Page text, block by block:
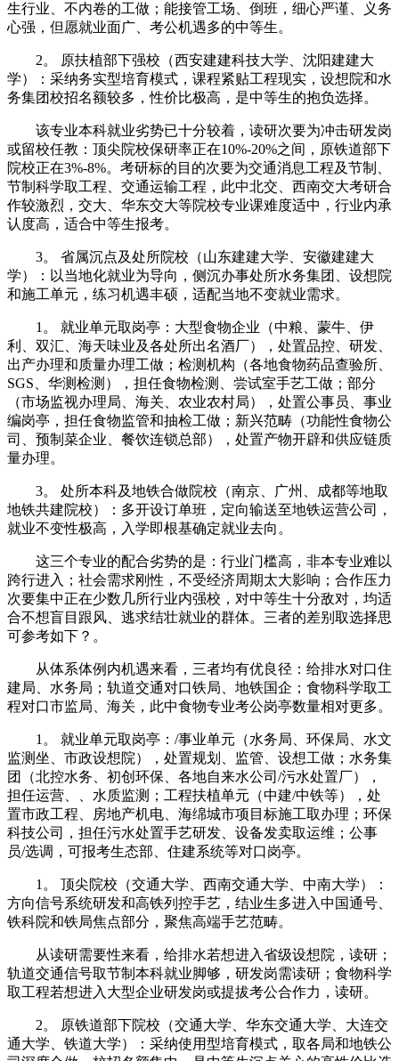
生行业、不内卷的工做；能接管工场、倒班，细心严谨、义务
心强，但愿就业面广、考公机遇多的中等生。
2。 原扶植部下强校（西安建建科技大学、沈阳建建大
学）：采纳务实型培育模式，课程紧贴工程现实，设想院和水
务集团校招名额较多，性价比极高，是中等生的抱负选择。
该专业本科就业劣势已十分较着，读研次要为冲击研发岗
或留校任教：顶尖院校保研率正在10%-20%之间，原铁道部下
院校正在3%-8%。考研标的目的次要为交通消息工程及节制、
节制科学取工程、交通运输工程，此中北交、西南交大考研合
作较激烈，交大、华东交大等院校专业课难度适中，行业内承
认度高，适合中等生报考。
3。 省属沉点及处所院校（山东建建大学、安徽建建大
学）：以当地化就业为导向，侧沉办事处所水务集团、设想院
和施工单元，练习机遇丰硕，适配当地不变就业需求。
1。 就业单元取岗亭：大型食物企业（中粮、蒙牛、伊
利、双汇、海天味业及各处所出名酒厂），处置品控、研发、
出产办理和质量办理工做；检测机构（各地食物药品查验所、
SGS、华测检测），担任食物检测、尝试室手艺工做；部分
（市场监视办理局、海关、农业农村局），处置公事员、事业
编岗亭，担任食物监管和抽检工做；新兴范畴（功能性食物公
司、预制菜企业、餐饮连锁总部），处置产物开辟和供应链质
量办理。
3。 处所本科及地铁合做院校（南京、广州、成都等地取
地铁共建院校）：多开设订单班，定向输送至地铁运营公司，
就业不变性极高，入学即根基确定就业去向。
这三个专业的配合劣势的是：行业门槛高，非本专业难以
跨行进入；社会需求刚性，不受经济周期太大影响；合作压力
次要集中正在少数几所行业内强校，对中等生十分敌对，均适
合不想盲目跟风、逃求结壮就业的群体。三者的差别取选择思
可参考如下？。
从体系体例内机遇来看，三者均有优良径：给排水对口住
建局、水务局；轨道交通对口铁局、地铁国企；食物科学取工
程对口市监局、海关，此中食物专业考公岗亭数量相对更多。
1。 就业单元取岗亭：/事业单元（水务局、环保局、水文
监测坐、市政设想院），处置规划、监管、设想工做；水务集
团（北控水务、初创环保、各地自来水公司/污水处置厂），
担任运营、、水质监测；工程扶植单元（中建/中铁等），处
置市政工程、房地产机电、海绵城市项目标施工取办理；环保
科技公司，担任污水处置手艺研发、设备发卖取运维；公事
员/选调，可报考生态部、住建系统等对口岗亭。
1。 顶尖院校（交通大学、西南交通大学、中南大学）：
方向信号系统研发和高铁列控手艺，结业生多进入中国通号、
铁科院和铁局焦点部分，聚焦高端手艺范畴。
从读研需要性来看，给排水若想进入省级设想院，读研；
轨道交通信号取节制本科就业脚够，研发岗需读研；食物科学
取工程若想进入大型企业研发岗或提拔考公合作力，读研。
2。 原铁道部下院校（交通大学、华东交通大学、大连交
通大学、铁道大学）：采纳使用型培育模式，取各局和地铁公